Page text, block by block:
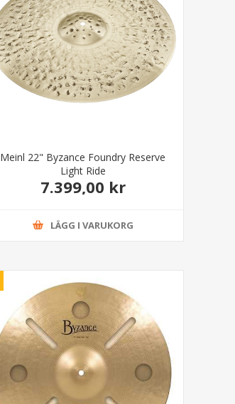
Meinl 22" Byzance Foundry Reserve
Light Ride
7.399,00 kr
LÄGG I VARUKORG